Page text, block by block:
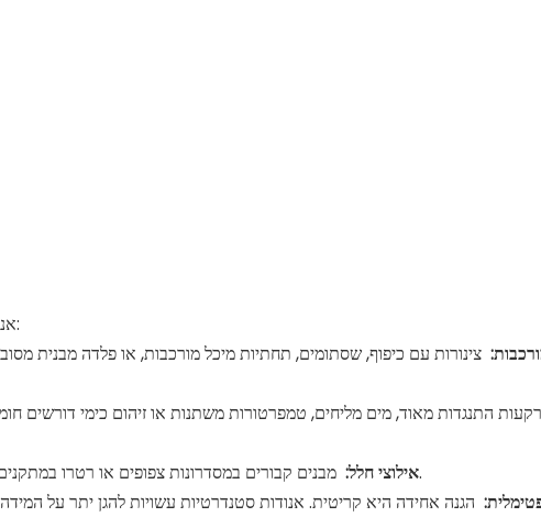
אנודות מהמדף מייצגות לרוב פשרה. כל מבנה הוא ייחודי:
צינורות עם כיפוף, שסתומים, תחתיות מיכל מורכבות, או פלדה מבנית
התנגדות מאוד, מים מליחים, טמפרטורות משתנות או זיהום כימי דורשים
אילוצי חלל:מבנים קבורים במסדרונות צפופים או רטרו במתקנים קיימים יש לרוב שטח מוגבל מאוד להתקנת אנודה.
הגנה אחידה היא קריטית. אנודות סטנדרטיות עשויות להגן יתר על המידה